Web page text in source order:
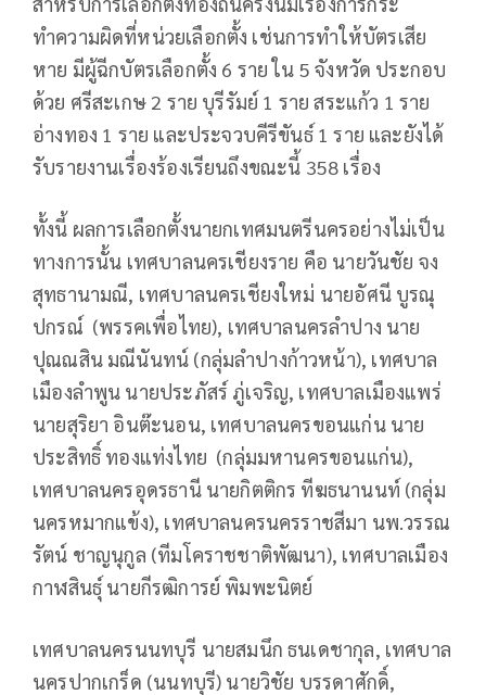
ทำความผิดที่หน่วยเลือกตั้ง เช่นการทำให้บัตรเสีย
หาย มีผู้ฉีกบัตรเลือกตั้ง 6 ราย ใน 5 จังหวัด ประกอบ
ด้วย ศรีสะเกษ 2 ราย บุรีรัมย์ 1 ราย สระแก้ว 1 ราย
อ่างทอง 1 ราย และประจวบคีรีขันธ์ 1 ราย และยังได้
รับรายงานเรื่องร้องเรียนถึงขณะนี้ 358 เรื่อง
ทั้งนี้ ผลการเลือกตั้งนายกเทศมนตรีนครอย่างไม่เป็น
ทางการนั้น เทศบาลนครเชียงราย คือ นายวันชัย จง
สุทธานามณี, เทศบาลนครเชียงใหม่ นายอัศนี บูรณุ
ปกรณ์ (พรรคเพื่อไทย), เทศบาลนครลำปาง นาย
ปุณณสิน มณีนันทน์ (กลุ่มลำปางก้าวหน้า), เทศบาล
เมืองลำพูน นายประภัสร์ ภู่เจริญ, เทศบาลเมืองแพร่
นายสุริยา อินต๊ะนอน, เทศบาลนครขอนแก่น นาย
ประสิทธิ์ ทองแท่งไทย (กลุ่มมหานครขอนแก่น),
เทศบาลนครอุดรธานี นายกิตติกร ทีฆธนานนท์ (กลุ่ม
นครหมากแข้ง), เทศบาลนครนครราชสีมา นพ.วรรณ
รัตน์ ชาญนุกูล (ทีมโคราชชาติพัฒนา), เทศบาลเมือง
กาฬสินธุ์ นายกีรฒิการย์ พิมพะนิตย์
เทศบาลนครนนทบุรี นายสมนึก ธนเดชากุล, เทศบาล
นครปากเกร็ด (นนทบุรี) นายวิชัย บรรดาศักดิ์,